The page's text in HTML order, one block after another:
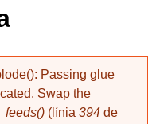
Passing glue
Swap the
(línia 394 de